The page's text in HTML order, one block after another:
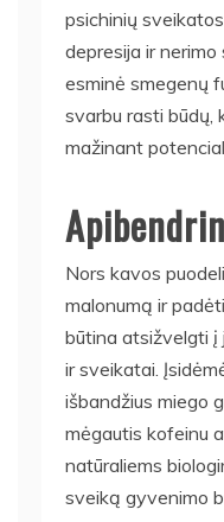
psichinių
depresija ir
esminė smegenų
svarbu rasti būdų,
mažinant
Nors kavos
malonumą ir
būtina atsižvelgti į
ir sveikatai.
išbandžius miego
mėgautis kofeinu
natūraliems
sveiką gyvenimo